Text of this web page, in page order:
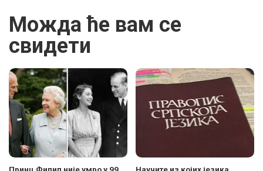
Можда ће вам се
свидети
Принц Филип није умро у 99.
Научите из којих језика